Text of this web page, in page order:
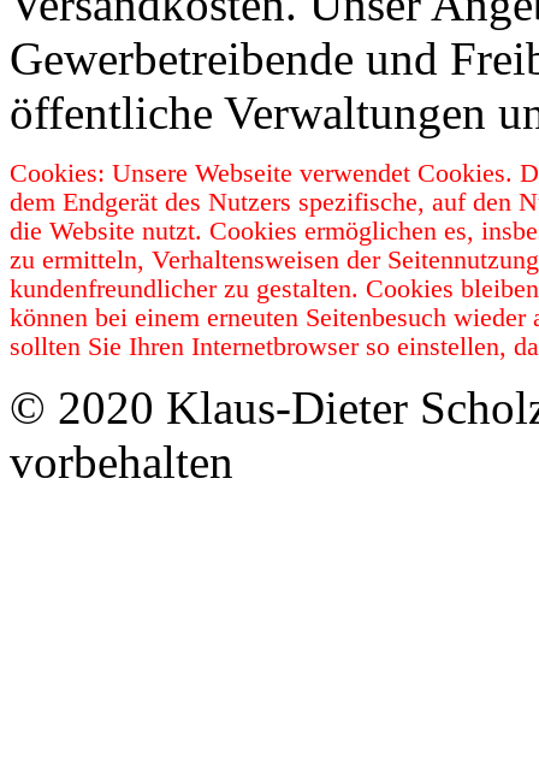
Gewerbetreibende und
öffentliche Verwaltungen
Cookies: Unsere Webseite verwendet Cookies.
dem Endgerät des Nutzers spezifische, auf den
die Website nutzt. Cookies ermöglichen es,
zu ermitteln, Verhaltensweisen der
kundenfreundlicher zu gestalten. Cookies
können bei einem erneuten Seitenbesuch
sollten Sie Ihren Internetbrowser so einstellen,
© 2020 Klaus-Dieter
vorbehalten